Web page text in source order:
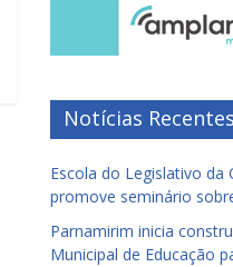
Notícias Recentes
Escola do Legislativo da
promove seminário
Parnamirim inicia
Municipal de Educação